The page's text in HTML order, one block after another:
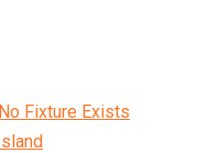
Fixture Exists